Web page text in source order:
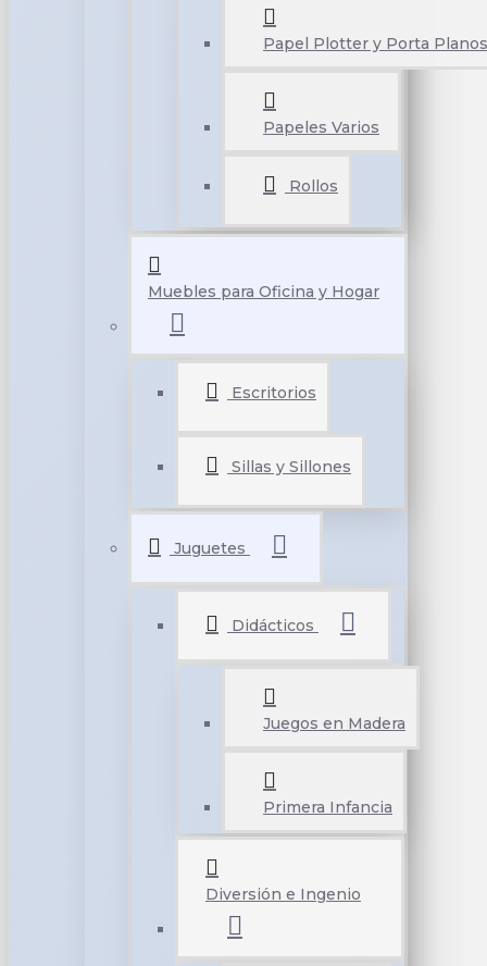
Papel Plotter y Porta Planos
Papeles Varios
Rollos
Muebles para Oficina y Hogar
Escritorios
Sillas y Sillones
Juguetes
Didácticos
Juegos en Madera
Primera Infancia
Diversión e Ingenio